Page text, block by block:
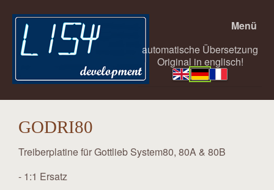
Menü
automatische Übersetzung
Original in englisch!
GODRI80
Treiberplatine für Gottlieb System80, 80A & 80B
- 1:1 Ersatz